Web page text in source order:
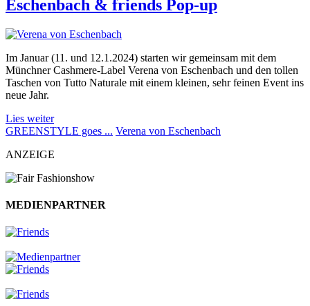
Eschenbach & friends Pop-up
Im Januar (11. und 12.1.2024) starten wir gemeinsam mit dem
Münchner Cashmere-Label Verena von Eschenbach und den tollen
Taschen von Tutto Naturale mit einem kleinen, sehr feinen Event ins
neue Jahr.
Lies weiter
GREENSTYLE goes ... Verena von Eschenbach
ANZEIGE
MEDIENPARTNER